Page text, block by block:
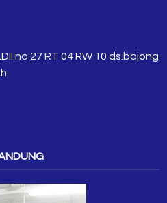
no 27 RT 04 RW 10 ds.bojong